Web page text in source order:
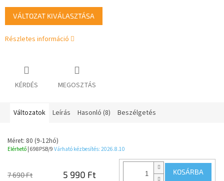
Egységár:
VÁLTOZAT KIVÁLASZTÁSA
Részletes információ
KÉRDÉS MEGOSZTÁS
Változatok Leírás Hasonló (8) Beszélgetés
Méret: 80 (9-12hó)
Elérhető | 698PSB/9 Várható kézbesítés: 2026.8.10
7 690 Ft 5 990 Ft KOSÁRBA